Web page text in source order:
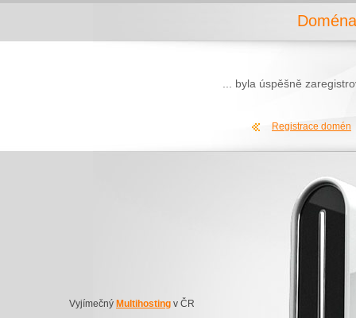
... byla úspěšně
Registrace domén
Vyjímečný Multihosting v ČR